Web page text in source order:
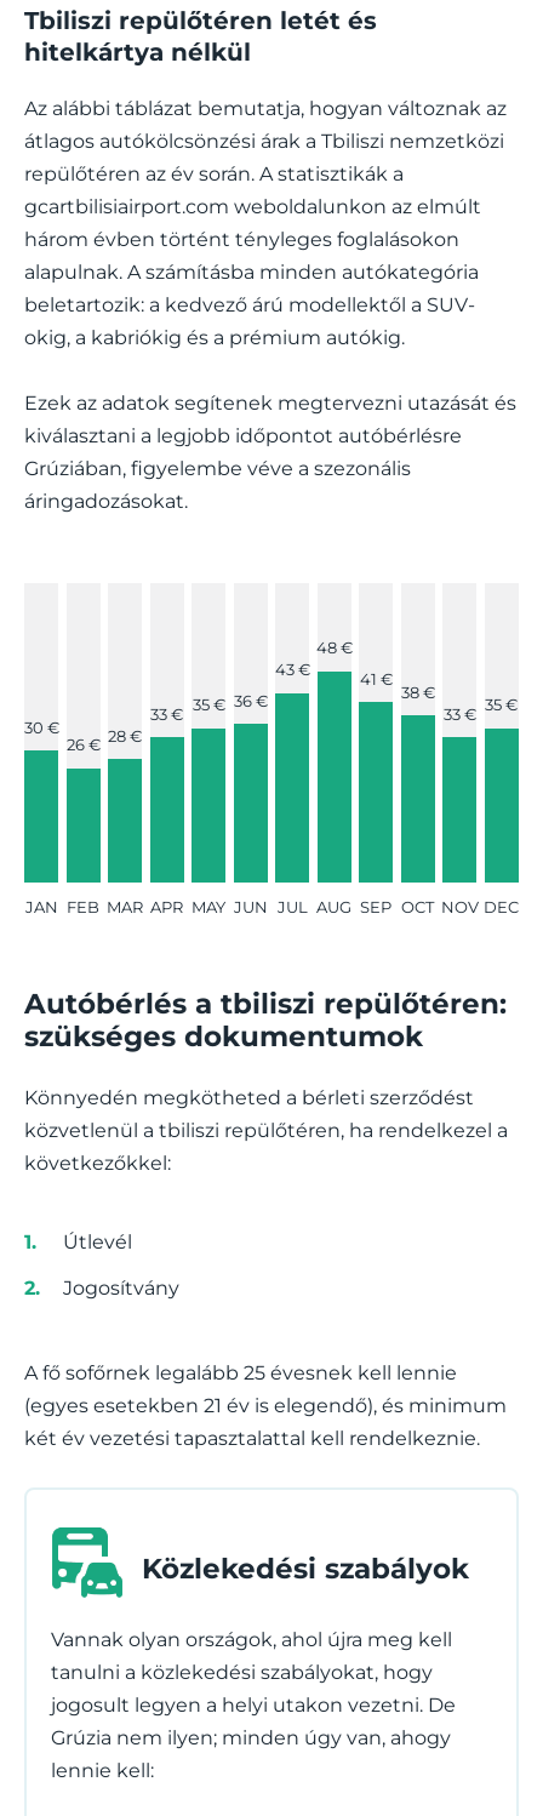
Tbiliszi repülőtéren letét és
hitelkártya nélkül
Az alábbi táblázat bemutatja, hogyan változnak az
átlagos autókölcsönzési árak a Tbiliszi nemzetközi
repülőtéren az év során. A statisztikák a
gcartbilisiairport.com weboldalunkon az elmúlt
három évben történt tényleges foglalásokon
alapulnak. A számításba minden autókategória
beletartozik: a kedvező árú modellektől a SUV-
okig, a kabriókig és a prémium autókig.
Ezek az adatok segítenek megtervezni utazását és
kiválasztani a legjobb időpontot autóbérlésre
Grúziában, figyelembe véve a szezonális
áringadozásokat.
30 €
JAN
26 €
FEB
28 €
MAR
33 €
APR
35 €
MAY
36 €
JUN
43 €
JUL
48 €
AUG
41 €
SEP
38 €
OCT
33 €
NOV
35 €
DEC
Autóbérlés a tbiliszi repülőtéren:
szükséges dokumentumok
Könnyedén megkötheted a bérleti szerződést
közvetlenül a tbiliszi repülőtéren, ha rendelkezel a
következőkkel:
Útlevél
Jogosítvány
A fő sofőrnek legalább 25 évesnek kell lennie
(egyes esetekben 21 év is elegendő), és minimum
két év vezetési tapasztalattal kell rendelkeznie.
Közlekedési szabályok
Vannak olyan országok, ahol újra meg kell
tanulni a közlekedési szabályokat, hogy
jogosult legyen a helyi utakon vezetni. De
Grúzia nem ilyen; minden úgy van, ahogy
lennie kell: